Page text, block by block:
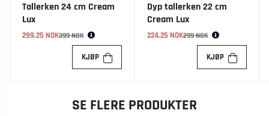
Tallerken 24 cm Cream
Lux
299.25 NOK
Vanlig pris:399 NOK
KJØP
Dyp tallerken 22 cm
Cream Lux
224.25 NOK
Vanlig pris:299 NOK
KJØP
SE FLERE PRODUKTER